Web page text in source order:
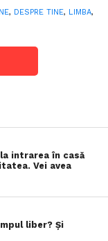
, DESPRE TINE, LIMBA,
intrarea în casă
Vei avea
liber? Și